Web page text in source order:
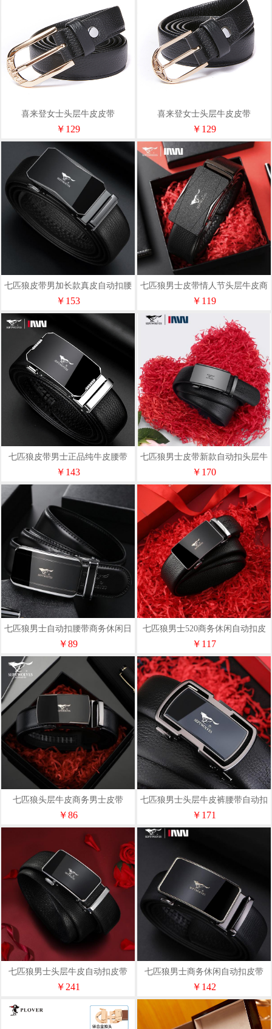
喜来登女士头层牛皮皮带
NL200351S
￥129
喜来登女士头层牛皮皮带
NL200352S
￥129
七匹狼皮带男加长款真皮自动扣腰
带PD721137720
￥153
七匹狼男士皮带情人节头层牛皮商
务休闲ZA7196-1
￥119
七匹狼皮带男士正品纯牛皮腰带
PD713197592
￥143
七匹狼男士皮带新款自动扣头层牛
皮腰带PD741137829
￥170
七匹狼男士自动扣腰带商务休闲日
常皮带W70156-1
￥89
七匹狼男士520商务休闲自动扣皮
带W70189-1
￥117
七匹狼头层牛皮商务男士皮带
ZA1016-1
￥86
七匹狼男士头层牛皮裤腰带自动扣
皮带A1393-1
￥171
七匹狼男士头层牛皮自动扣皮带
A1297-1
￥241
七匹狼男士商务休闲自动扣皮带
PD712137615C
￥142